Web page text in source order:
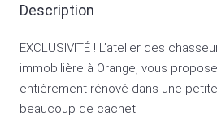
Description
EXCLUSIVITÉ ! L’atelier des
immobilière à Orange, vous
entièrement rénové dans une
beaucoup de cachet.